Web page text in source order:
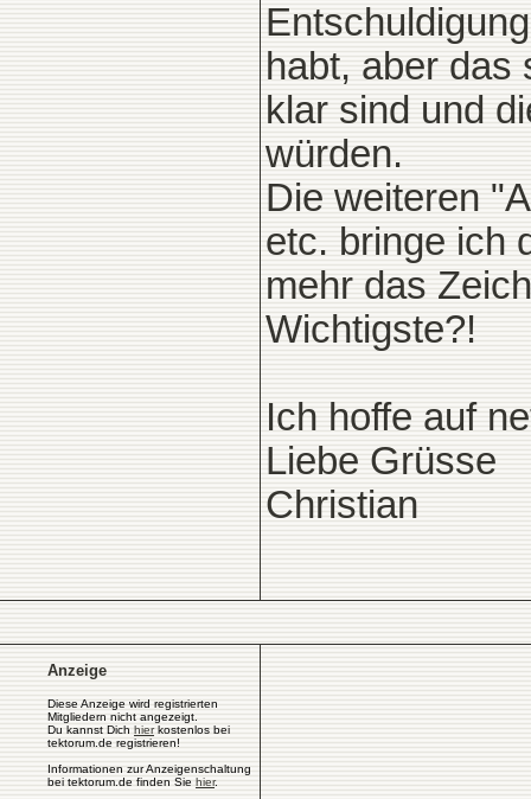
habt, aber das
klar sind und
würden.
Die weiteren
etc. bringe ich
mehr das
Wichtigste?!
Ich hoffe auf
Liebe Grüsse
Christian
Anzeige
Diese Anzeige wird registrierten
Mitgliedern nicht angezeigt.
Du kannst Dich hierkostenlos bei
tektorum.de registrieren!
Informationen zur Anzeigenschaltung
bei tektorum.de finden Sie hier.